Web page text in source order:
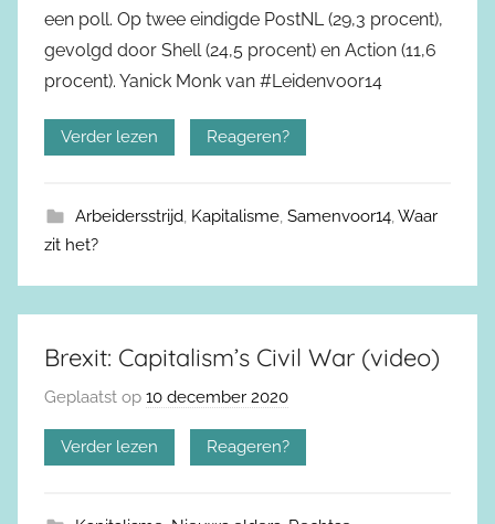
een poll. Op twee eindigde PostNL (29,3 procent),
gevolgd door Shell (24,5 procent) en Action (11,6
procent). Yanick Monk van #Leidenvoor14
Verder lezen Reageren?
Arbeidersstrijd, Kapitalisme, Samenvoor14,Waar
zit het?
Brexit: Capitalism’s Civil War (video)
Geplaatst op 10 december 2020
Verder lezen Reageren?